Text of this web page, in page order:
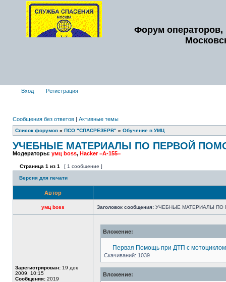
Форум операторов,
Вход Регистрация
Сообщения без ответов | Активные темы
Список форумов » ПСО "СПАСРЕЗЕРВ" » Обучение в УМЦ
УЧЕБНЫЕ МАТЕРИАЛЫ ПО ПЕРВОЙ
Модераторы: умц boss, Hacker =A-155=
Страница 1 из 1 [ 1 сообщение ]
Версия для печати
Автор
умц boss Заголовок сообщения: УЧЕБНЫЕ МАТЕРИАЛЫ
Зарегистрирован: 19 дек
2009, 10:15
Сообщения: 2019
Вложение:
Первая Помощь при ДТП с
Скачиваний: 1039
Вложение: